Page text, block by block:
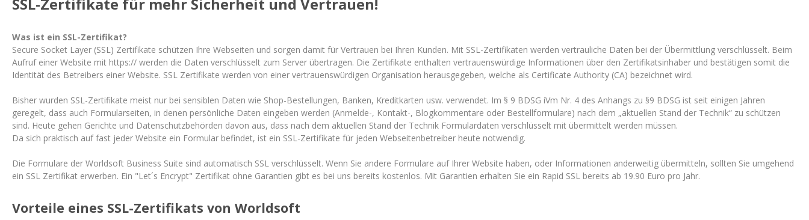
Was ist ein SSL-Zertifikat?
Secure Socket Layer (SSL) Zertifikate schützen Ihre Webseiten und sorgen damit für Vertrauen bei Ihren Kunden. Mit SSL-Zertifikaten werden vertrauliche Daten bei der Übermittlung verschlüsselt. Beim
Aufruf einer Website mit https:// werden die Daten verschlüsselt zum Server übertragen. Die Zertifikate enthalten vertrauenswürdige Informationen über den Zertifikatsinhaber und bestätigen somit die
Identität des Betreibers einer Website. SSL Zertifikate werden von einer vertrauenswürdigen Organisation herausgegeben, welche als Certificate Authority (CA) bezeichnet wird.
Bisher wurden SSL-Zertifikate meist nur bei sensiblen Daten wie Shop-Bestellungen, Banken, Kreditkarten usw. verwendet. Im § 9 BDSG iVm Nr. 4 des Anhangs zu §9 BDSG ist seit einigen Jahren
geregelt, dass auch Formularseiten, in denen persönliche Daten eingeben werden (Anmelde-, Kontakt-, Blogkommentare oder Bestellformulare) nach dem „aktuellen Stand der Technik“ zu schützen
sind. Heute gehen Gerichte und Datenschutzbehörden davon aus, dass nach dem aktuellen Stand der Technik Formulardaten verschlüsselt mit übermittelt werden müssen.
Da sich praktisch auf fast jeder Website ein Formular befindet, ist ein SSL-Zertifikate für jeden Webseitenbetreiber heute notwendig.
Die Formulare der Worldsoft Business Suite sind automatisch SSL verschlüsselt. Wenn Sie andere Formulare auf Ihrer Website haben, oder Informationen anderweitig übermitteln, sollten Sie umgehend
ein SSL Zertifikat erwerben. Ein "Let´s Encrypt" Zertifikat ohne Garantien gibt es bei uns bereits kostenlos. Mit Garantien erhalten Sie ein Rapid SSL bereits ab 19.90 Euro pro Jahr.
Vorteile eines SSL-Zertifikats von Worldsoft